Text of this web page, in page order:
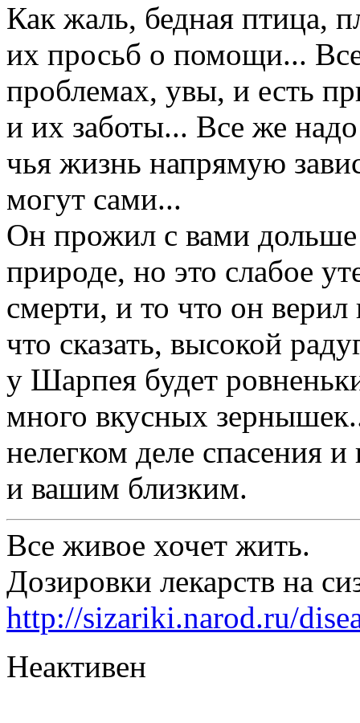
Как жаль, бедная птица,
их просьб о помощи...
проблемах, увы, и есть
и их заботы... Все же надо
чья жизнь напрямую
могут сами...
Он прожил с вами дольше
природе, но это слабое
смерти, и то что он
что сказать, высокой
у Шарпея будет
много вкусных
нелегком деле спасения
и вашим близким.
Все живое хочет жить.
Дозировки лекарств на
http://sizariki.narod.ru/
Неактивен